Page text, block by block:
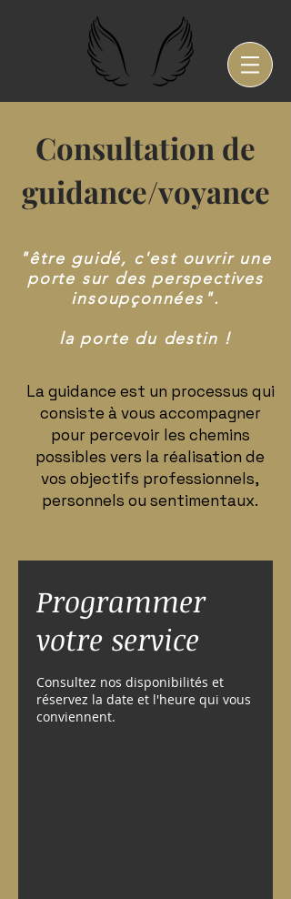
Consultation de
guidance/voyance
"être guidé, c'est ouvrir une
porte sur des perspectives
insoupçonnées".
la porte du destin !
La guidance est un processus qui
consiste à vous accompagner
pour percevoir les chemins
possibles vers la réalisation de
vos objectifs professionnels,
personnels ou sentimentaux.
Programmer
votre service
Consultez nos disponibilités et
réservez la date et l'heure qui vous
conviennent.